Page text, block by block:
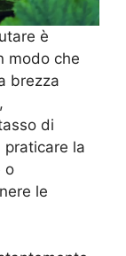
è
modo che
brezza
di
la
o
le